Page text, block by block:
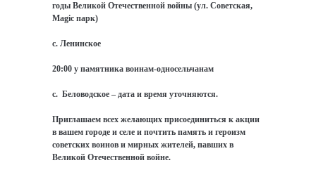
годы Великой Отечественной войны (ул. Советская,
Magic парк)
с. Ленинское
20:00 у памятника воинам-односельчанам
с. Беловодское – дата и время уточняются.
Приглашаем всех желающих присоединиться к акции
в вашем городе и селе и почтить память и героизм
советских воинов и мирных жителей, павших в
Великой Отечественной войне.